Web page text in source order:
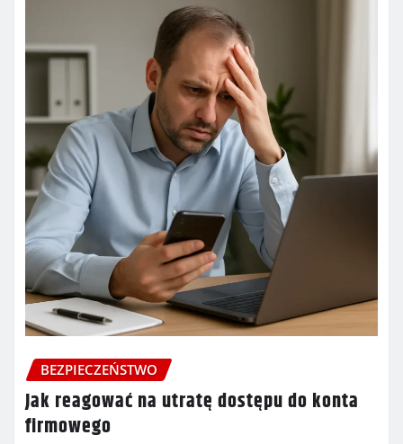
BEZPIECZEŃSTWO
Jak reagować na utratę dostępu do konta
firmowego